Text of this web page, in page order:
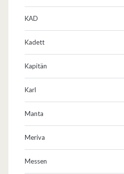
KAD
Kadett
Kapitän
Karl
Manta
Meriva
Messen